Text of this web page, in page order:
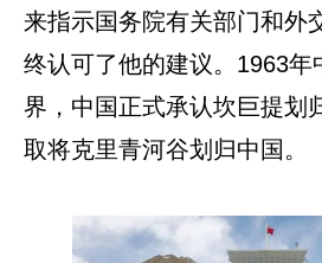
来指示国务院有关部门和外
终认可了他的建议。1963年
界，中国正式承认坎巨提划
取将克里青河谷划归中国。